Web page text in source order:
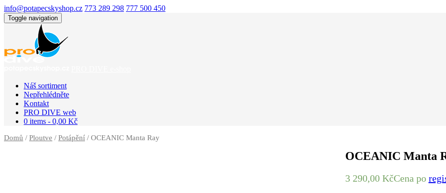
info@potapecskyshop.cz 773 289 298 777 500 450
Toggle navigation
Náš sortiment
Nepřehlédněte
Kontakt
PRO DIVE web
0 items - 0,00 Kč
Domů / Ploutve / Potápění / OCEANIC Manta Ray
OCEANIC Manta
3 290,00 KčCena po